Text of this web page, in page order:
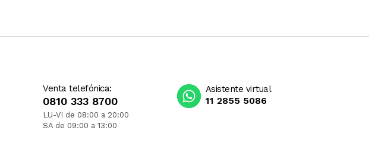
Venta telefónica:
0810 333 8700
LU-VI de 08:00 a 20:00
SA de 09:00 a 13:00
Asistente virtual
11 2855 5086